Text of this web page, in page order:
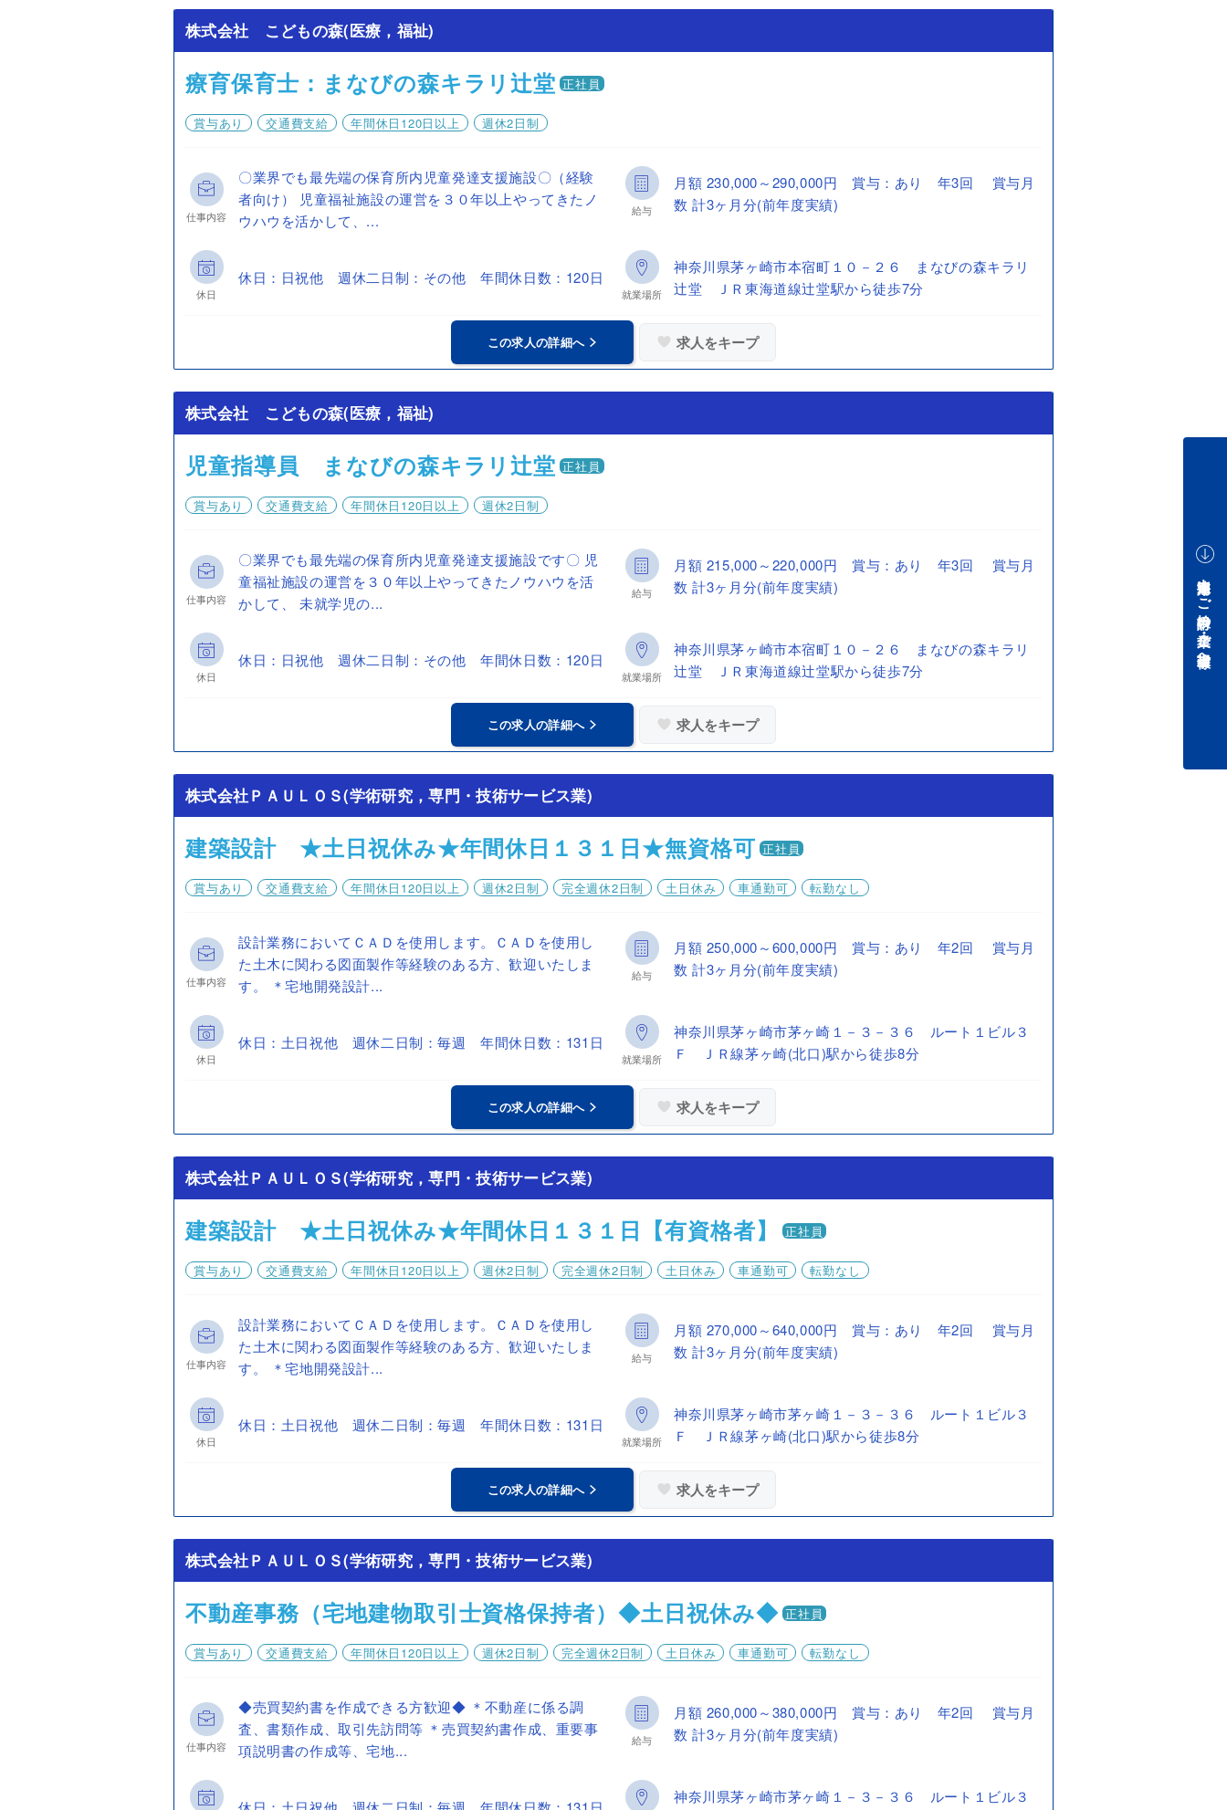
株式会社 こどもの森(医療，福祉)
療育保育士：まなびの森キラリ辻堂 正社員
賞与あり 交通費支給 年間休日120日以上 週休2日制
仕事内容
〇業界でも最先端の保育所内児童発達支援施設〇（経験
者向け） 児童福祉施設の運営を３０年以上やってきたノ
ウハウを活かして、...
給与
月額 230,000～290,000円 賞与：あり 年3回 賞与月
数 計3ヶ月分(前年度実績)
休日
休日：日祝他 週休二日制：その他 年間休日数：120日
就業場所
神奈川県茅ヶ崎市本宿町１０－２６ まなびの森キラリ
辻堂 ＪＲ東海道線辻堂駅から徒歩7分
この求人の詳細へ 求人をキープ
株式会社 こどもの森(医療，福祉)
児童指導員 まなびの森キラリ辻堂 正社員
賞与あり 交通費支給 年間休日120日以上 週休2日制
仕事内容
〇業界でも最先端の保育所内児童発達支援施設です〇 児
童福祉施設の運営を３０年以上やってきたノウハウを活
かして、 未就学児の...
給与
月額 215,000～220,000円 賞与：あり 年3回 賞与月
数 計3ヶ月分(前年度実績)
休日
休日：日祝他 週休二日制：その他 年間休日数：120日
就業場所
神奈川県茅ヶ崎市本宿町１０－２６ まなびの森キラリ
辻堂 ＪＲ東海道線辻堂駅から徒歩7分
この求人の詳細へ 求人をキープ
株式会社ＰＡＵＬＯＳ(学術研究，専門・技術サービス業)
建築設計 ★土日祝休み★年間休日１３１日★無資格可 正社員
賞与あり 交通費支給 年間休日120日以上 週休2日制 完全週休2日制 土日休み 車通勤可 転勤なし
仕事内容
設計業務においてＣＡＤを使用します。ＣＡＤを使用し
た土木に関わる図面製作等経験のある方、歓迎いたしま
す。 ＊宅地開発設計...
給与
月額 250,000～600,000円 賞与：あり 年2回 賞与月
数 計3ヶ月分(前年度実績)
休日
休日：土日祝他 週休二日制：毎週 年間休日数：131日
就業場所
神奈川県茅ヶ崎市茅ヶ崎１－３－３６ ルート１ビル３
Ｆ ＪＲ線茅ヶ崎(北口)駅から徒歩8分
この求人の詳細へ 求人をキープ
株式会社ＰＡＵＬＯＳ(学術研究，専門・技術サービス業)
建築設計 ★土日祝休み★年間休日１３１日【有資格者】 正社員
賞与あり 交通費支給 年間休日120日以上 週休2日制 完全週休2日制 土日休み 車通勤可 転勤なし
仕事内容
設計業務においてＣＡＤを使用します。ＣＡＤを使用し
た土木に関わる図面製作等経験のある方、歓迎いたしま
す。 ＊宅地開発設計...
給与
月額 270,000～640,000円 賞与：あり 年2回 賞与月
数 計3ヶ月分(前年度実績)
休日
休日：土日祝他 週休二日制：毎週 年間休日数：131日
就業場所
神奈川県茅ヶ崎市茅ヶ崎１－３－３６ ルート１ビル３
Ｆ ＪＲ線茅ヶ崎(北口)駅から徒歩8分
この求人の詳細へ 求人をキープ
株式会社ＰＡＵＬＯＳ(学術研究，専門・技術サービス業)
不動産事務（宅地建物取引士資格保持者）◆土日祝休み◆ 正社員
賞与あり 交通費支給 年間休日120日以上 週休2日制 完全週休2日制 土日休み 車通勤可 転勤なし
仕事内容
◆売買契約書を作成できる方歓迎◆ ＊不動産に係る調
査、書類作成、取引先訪問等 ＊売買契約書作成、重要事
項説明書の作成等、宅地...
給与
月額 260,000～380,000円 賞与：あり 年2回 賞与月
数 計3ヶ月分(前年度実績)
神奈川県茅ヶ崎市茅ヶ崎１－３－３６ ルート１ビル３
中途採用をご検討中の企業・ご担当者様へ